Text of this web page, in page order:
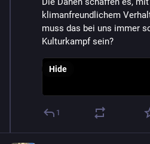
klimanfreundlichem
muss das bei uns immer
Kulturkampf sein?
Hide
1